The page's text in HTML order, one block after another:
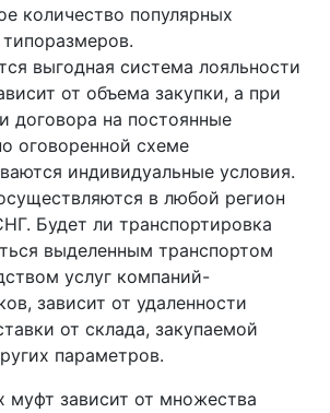
количество популярных
выгодная система лояльности
от объема закупки, а при
договора на постоянные
оговоренной схеме
индивидуальные условия.
в любой регион
Будет ли транспортировка
выделенным транспортом
услуг компаний-
зависит от удаленности
от склада, закупаемой
параметров.
муфт зависит от множества